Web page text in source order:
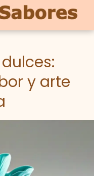
y arte